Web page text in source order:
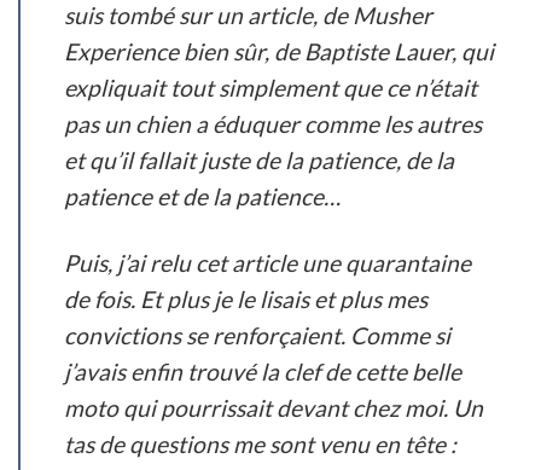
suis tombé sur un article, de Musher
Experience bien sûr, de Baptiste Lauer, qui
expliquait tout simplement que ce n’était
pas un chien a éduquer comme les autres
et qu’il fallait juste de la patience, de la
patience et de la patience…
Puis, j’ai relu cet article une quarantaine
de fois. Et plus je le lisais et plus mes
convictions se renforçaient. Comme si
j’avais enfin trouvé la clef de cette belle
moto qui pourrissait devant chez moi. Un
tas de questions me sont venu en tête :